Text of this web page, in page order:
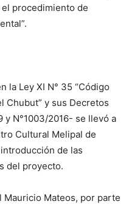
procedimiento de
la Ley XI N° 35 “Código
Chubut” y sus Decretos
y N°1003/2016- se llevó a
Cultural Melipal de
de las
del proyecto.
Mateos, por parte